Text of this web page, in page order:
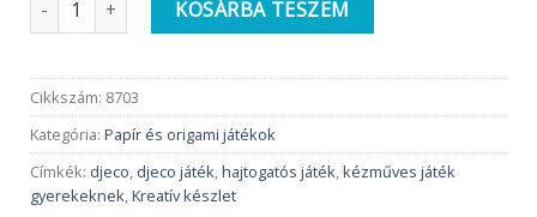
KOSÁRBA TESZEM
Cikkszám: 8703
Kategória: Papír és origami játékok
Címkék: djeco, djeco játék,hajtogatós játék,kézműves játék
gyerekeknek,Kreatív készlet